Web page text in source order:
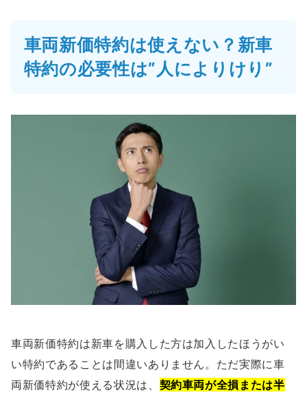
車両新価特約は使えない？新車
特約の必要性は”人によりけり”
車両新価特約は新車を購入した方は加入したほうがい
い特約であることは間違いありません。ただ実際に車
両新価特約が使える状況は、 契約車両が全損または半